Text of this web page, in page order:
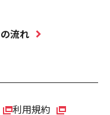
流れ
利用規約